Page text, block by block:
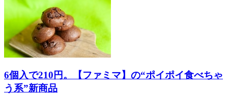
6個入で210円。【ファミマ】の“ポイポイ食べちゃ
う系”新商品